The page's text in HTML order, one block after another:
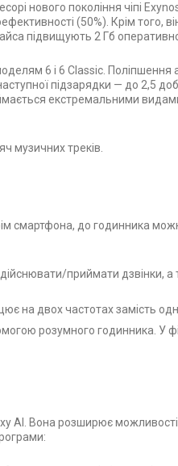
нового покоління чіпі
(50%). Крім того,
підвищують 2 Гб
6 і 6 Classic. Поліпшення
підзарядки — до 2,5
екстремальними
музичних треків.
смартфона, до годинника
приймати дзвінки,
на двох частотах замість
розумного годинника. У
AI. Вона розширює